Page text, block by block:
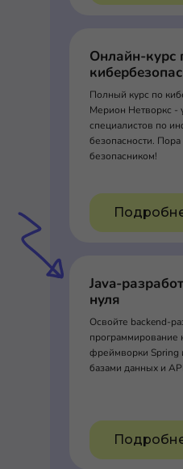
Онлайн-курс
Полный курс по
Мерион Нетворкс -
специалистов по
безопасности. Пора
безопасником!
Java-
нуля
Освойте backend-
программирование
фреймворки Spring
базами данных и API